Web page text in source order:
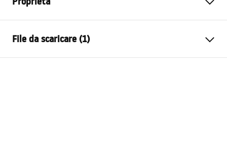
Tipo di sifone
Lunghezza scarico (cm)
100
File da scaricare (1)